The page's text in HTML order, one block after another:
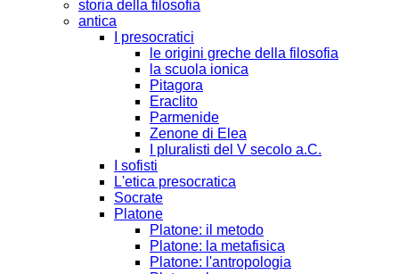
storia della filosofia
antica
I presocratici
le origini greche della filosofia
la scuola ionica
Pitagora
Eraclito
Parmenide
Zenone di Elea
I pluralisti del V secolo a.C.
I sofisti
L'etica presocratica
Socrate
Platone
Platone: il metodo
Platone: la metafisica
Platone: l'antropologia